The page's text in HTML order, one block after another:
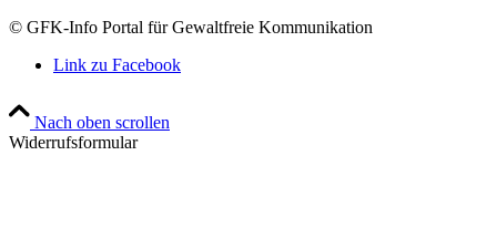
© GFK-Info Portal für Gewaltfreie Kommunikation
Link zu Facebook
Nach oben scrollen
Widerrufsformular